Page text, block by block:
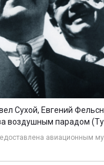
Сухой, Евгений
воздушным парадом
авиационным